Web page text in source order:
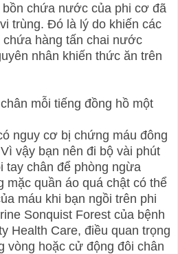
bồn chứa nước của phi cơ đã
trùng. Đó là lý do khiến các
chứa hàng tấn chai nước
nhân khiến thức ăn trên
mỗi tiếng đồng hồ một
nguy cơ bị chứng máu đông
vậy bạn nên đi bộ vài phút
tay chân để phòng ngừa
mặc quần áo quá chật có thể
máu khi bạn ngồi trên phi
Sonquist Forest của bệnh
Health Care, điều quan trọng
vòng hoặc cử động đôi chân